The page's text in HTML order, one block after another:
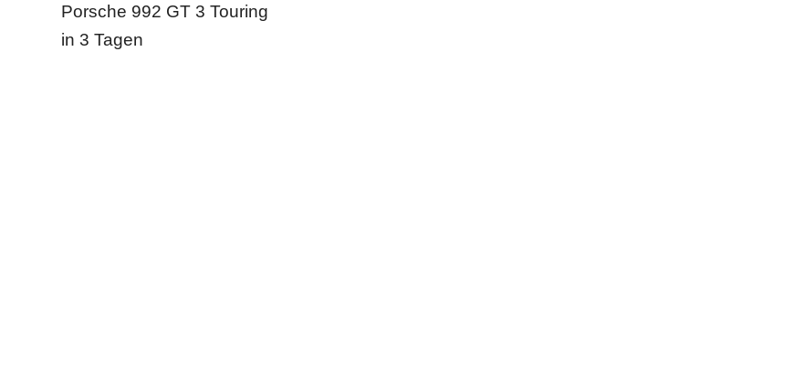
Porsche 992 GT 3 Touring
in 3 Tagen